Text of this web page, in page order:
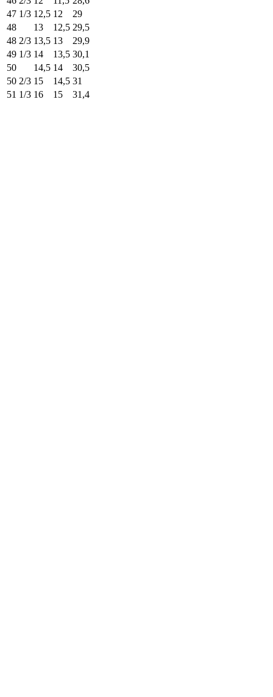
47 1/3 12,5 12
29
48
13 12,5 29,5
48 2/3 13,5 13
29,9
49 1/3 14 13,5 30,1
50
14,5 14
30,5
50 2/3 15 14,5 31
51 1/3 16 15 31,4